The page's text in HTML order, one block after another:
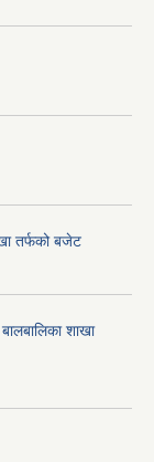
तर्फको बजेट
शाखा